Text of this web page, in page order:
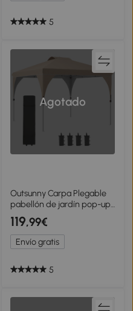
5
Agotado
Outsunny Carpa Plegable
pabellón de jardín pop-up
plegable 3x3 m con bolsa
de transporte con ruedas,
alturas ajustables
119,99€
Envío gratis
5